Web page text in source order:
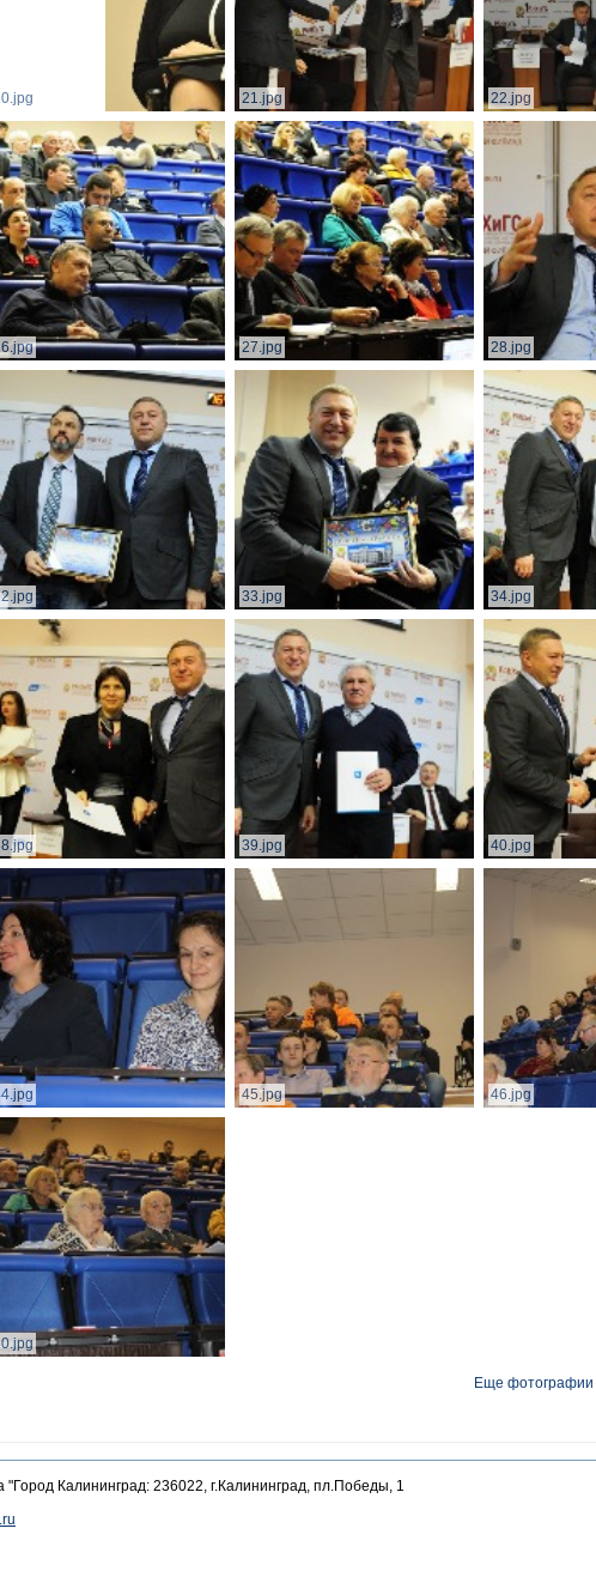
21.jpg 22.jpg
27.jpg 28.jpg
33.jpg 34.jpg
39.jpg 40.jpg
45.jpg 46.jpg
Еще фотографии
"Город Калининград: 236022, г.Калининград, пл.Победы, 1